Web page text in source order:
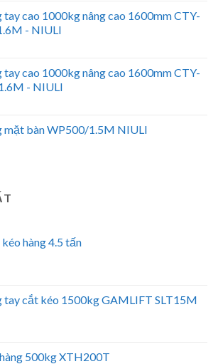
tay cao 1000kg nâng cao 1600mm CTY-
- NIULI
tay cao 1000kg nâng cao 1600mm CTY-
- NIULI
mặt bàn WP500/1.5M NIULI
hàng 4.5 tấn
tay cắt kéo 1500kg GAMLIFT SLT15M
500kg XTH200T